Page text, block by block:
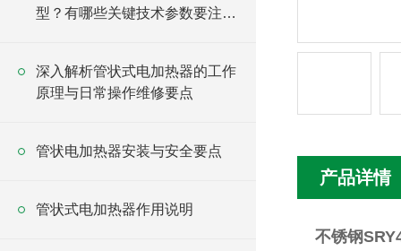
型？有哪些关键技术参数要注
深入解析管状式电加热器的工作
原理与日常操作维修要点
管状电加热器安装与安全要点
管状式电加热器作用说明
产品详情
不锈钢